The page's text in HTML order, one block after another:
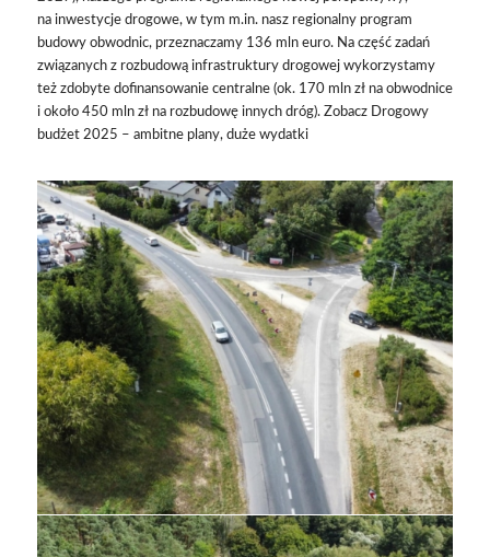
na inwestycje drogowe, w tym m.in. nasz regionalny program
budowy obwodnic, przeznaczamy 136 mln euro. Na część zadań
związanych z rozbudową infrastruktury drogowej wykorzystamy
też zdobyte dofinansowanie centralne (ok. 170 mln zł na obwodnice
i około 450 mln zł na rozbudowę innych dróg). Zobacz Drogowy
budżet 2025 – ambitne plany, duże wydatki